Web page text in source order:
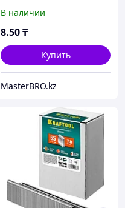
В наличии
8.50₸
Купить
MasterBRO.kz